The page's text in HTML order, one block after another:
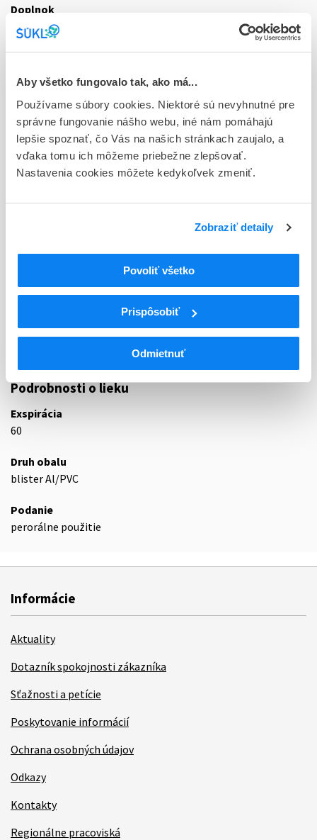
Aby všetko fungovalo tak, ako má...
Používame súbory cookies. Niektoré sú nevyhnutné pre
správne fungovanie nášho webu, iné nám pomáhajú
lepšie spoznať, čo Vás na našich stránkach zaujalo, a
vďaka tomu ich môžeme priebežne zlepšovať.
Nastavenia cookies môžete kedykoľvek zmeniť.
Zobraziť detaily
Povoliť všetko
Prispôsobiť
Odmietnuť
Doplnok
tbl flm 30x100 mg (blis.Al/PVC)
D - Registrácia bez obmedzenia platnosti
Typ registračnej procedúry
Vzájomné uznávanie (mutual recognition proc.)
Držiteľ, krajina
Viatris Healthcare Limited, Írsko
Indikačná skupina
ATC
Centrálna nervová sústava
N06
N06A
Antidepresíva
Selektívne inhibítory spätného vychytávania
sérotonínu
Podrobnosti o lieku
Exspirácia
60
Druh obalu
blister Al/PVC
Podanie
perorálne použitie
Informácie
Aktuality
Dotazník spokojnosti zákazníka
Sťažnosti a petície
Poskytovanie informácií
Ochrana osobných údajov
Odkazy
Kontakty
Regionálne pracoviská